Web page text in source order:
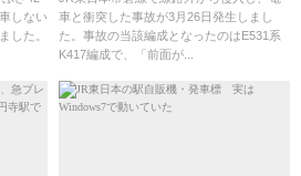
し怒
しない
した。
車と衝突した事故が3月26日発生しまし
た。事故の当該編成となったのはE531系
K417編成で、「前面が...